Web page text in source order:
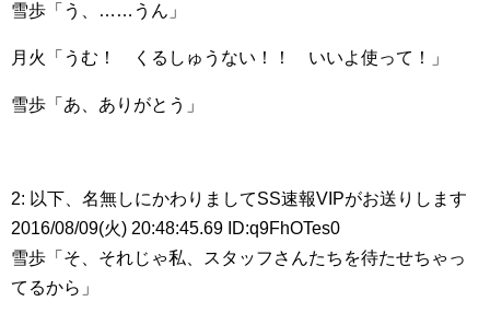
雪歩「う、……うん」
月火「うむ！ くるしゅうない！！ いいよ使って！」
雪歩「あ、ありがとう」
2: 以下、名無しにかわりましてSS速報VIPがお送りします
2016/08/09(火) 20:48:45.69 ID:q9FhOTes0
雪歩「そ、それじゃ私、スタッフさんたちを待たせちゃっ
てるから」